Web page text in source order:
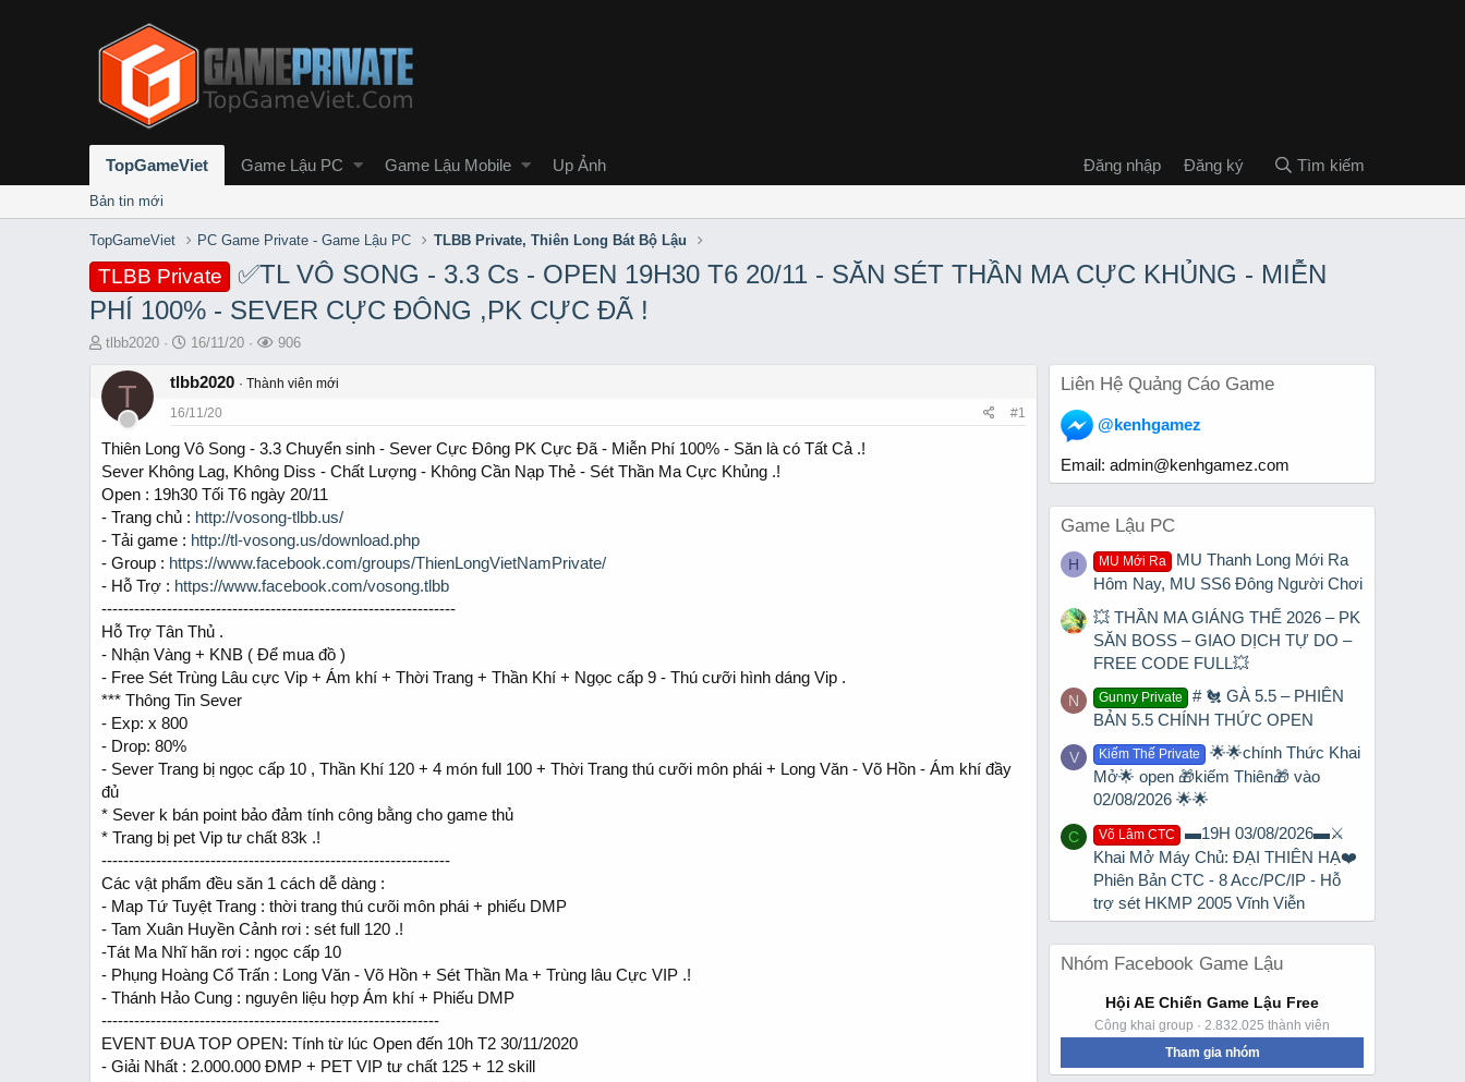
TopGameViet Game Lậu PC Game Lậu Mobile Up Ảnh Đăng nhập Đăng ký Tìm kiếm
Bản tin mới
TopGameViet PC Game Private - Game Lậu PC TLBB Private, Thiên Long Bát Bộ Lậu
TLBB Private
✅TL VÔ SONG - 3.3 Cs - OPEN 19H30 T6 20/11 - SĂN SÉT THẦN MA CỰC KHỦNG - MIỄN
PHÍ 100% - SEVER CỰC ĐÔNG ,PK CỰC ĐÃ !
T
r
a
d
s
t
a
r
t
e
tlbb2020
S
a
t
d
a
t
e
16/11/20
L
ợ
e
m
906
T tlbb2020
Thành viên mới
16/11/20
#1
Thiên Long Vô Song - 3.3 Chuyển sinh - Sever Cực Đông PK Cực Đã - Miễn Phí 100% - Săn là có Tất Cả .!
Sever Không Lag, Không Diss - Chất Lượng - Không Cần Nạp Thẻ - Sét Thần Ma Cực Khủng .!
Open : 19h30 Tối T6 ngày 20/11
- Trang chủ : http://vosong-tlbb.us/
- Tải game : http://tl-vosong.us/download.php
- Group : https://www.facebook.com/groups/ThienLongVietNamPrivate/
- Hỗ Trợ : https://www.facebook.com/vosong.tlbb
-----------------------------------------------------------------
Hỗ Trợ Tân Thủ .
- Nhận Vàng + KNB ( Để mua đồ )
- Free Sét Trùng Lâu cực Vip + Ám khí + Thời Trang + Thần Khí + Ngọc cấp 9 - Thú cưỡi hình dáng Vip .
*** Thông Tin Sever
- Exp: x 800
- Drop: 80%
- Sever Trang bị ngọc cấp 10 , Thần Khí 120 + 4 món full 100 + Thời Trang thú cưỡi môn phái + Long Văn - Võ Hồn - Ám khí đầy
đủ
* Sever k bán point bảo đảm tính công bằng cho game thủ
* Trang bị pet Vip tư chất 83k .!
----------------------------------------------------------------
Các vật phẩm đều săn 1 cách dễ dàng :
- Map Tứ Tuyệt Trang : thời trang thú cưõi môn phái + phiếu DMP
- Tam Xuân Huyền Cảnh rơi : sét full 120 .!
-Tát Ma Nhĩ hãn rơi : ngọc cấp 10
- Phụng Hoàng Cổ Trấn : Long Văn - Võ Hồn + Sét Thần Ma + Trùng lâu Cực VIP .!
- Thánh Hảo Cung : nguyên liệu hợp Ám khí + Phiếu DMP
--------------------------------------------------------------
EVENT ĐUA TOP OPEN: Tính từ lúc Open đến 10h T2 30/11/2020
- Giải Nhất : 2.000.000 ĐMP + PET VIP tư chất 125 + 12 skill
Liên Hệ Quảng Cáo Game
@kenhgamez
Email: admin@kenhgamez.com
Game Lậu PC
H MU Mới Ra
MU Thanh Long Mới Ra
Hôm Nay, MU SS6 Đông Người Chơi
💥 THẦN MA GIÁNG THẾ 2026 – PK
SĂN BOSS – GIAO DỊCH TỰ DO –
FREE CODE FULL💥
N Gunny Private
# 🐔 GÀ 5.5 – PHIÊN
BẢN 5.5 CHÍNH THỨC OPEN
V Kiếm Thế Private
🌟🌟chính Thức Khai
Mở🌟 open 🎁kiếm Thiên🎁 vào
02/08/2026 🌟🌟
C Võ Lâm CTC
▬19H 03/08/2026▬⚔️
Khai Mở Máy Chủ: ĐẠI THIÊN HẠ❤️
Phiên Bản CTC - 8 Acc/PC/IP - Hỗ
trợ sét HKMP 2005 Vĩnh Viễn
Nhóm Facebook Game Lậu
Hội AE Chiến Game Lậu Free
Công khai group · 2.832.025 thành viên
Tham gia nhóm